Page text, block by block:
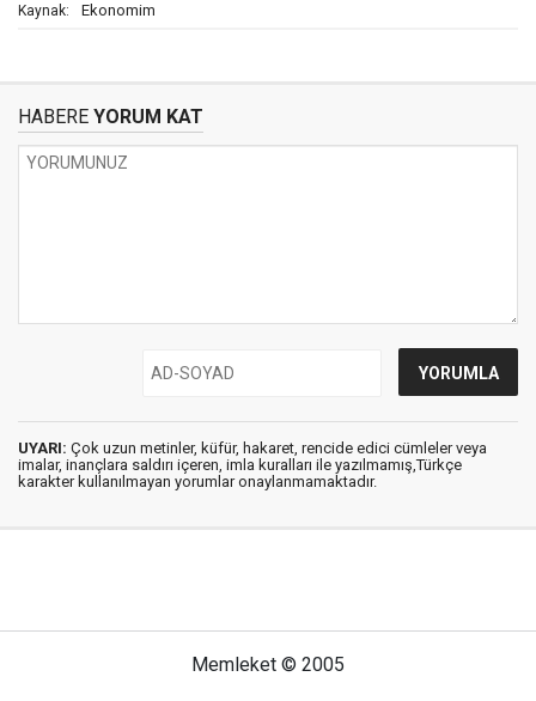
Kaynak: Ekonomim
HABERE YORUM KAT
UYARI: Çok uzun metinler, küfür, hakaret, rencide edici cümleler veya
imalar, inançlara saldırı içeren, imla kuralları ile yazılmamış,Türkçe
karakter kullanılmayan yorumlar onaylanmamaktadır.
Memleket © 2005